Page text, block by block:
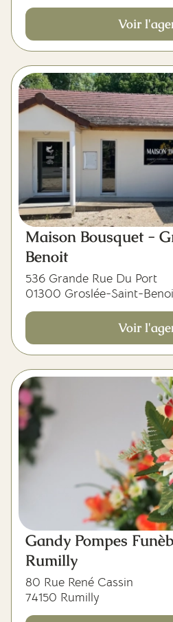
Voir
Maison Bousquet -
Benoit
536 Grande Rue Du Port
01300 Groslée-Saint-
Voir
Gandy Pompes
Rumilly
80 Rue René Cassin
74150 Rumilly